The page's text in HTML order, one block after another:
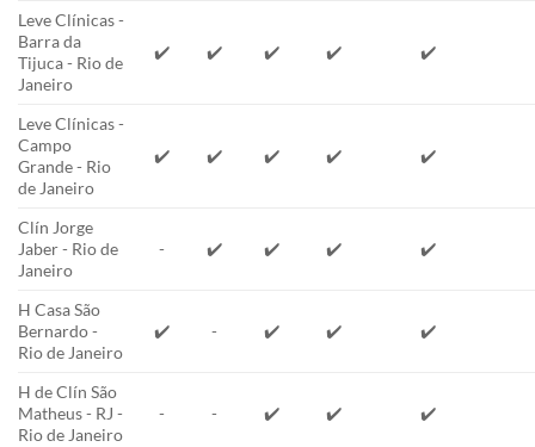
Leve Clínicas -
Barra da
Tijuca - Rio de
Janeiro
✔️ ✔️ ✔️ ✔️ ✔️
Leve Clínicas -
Campo
Grande - Rio
de Janeiro
✔️ ✔️ ✔️ ✔️ ✔️
Clín Jorge
Jaber - Rio de
Janeiro
- ✔️ ✔️ ✔️ ✔️
H Casa São
Bernardo -
Rio de Janeiro
✔️ - ✔️ ✔️ ✔️
H de Clín São
Matheus - RJ -
Rio de Janeiro
- - ✔️ ✔️ ✔️